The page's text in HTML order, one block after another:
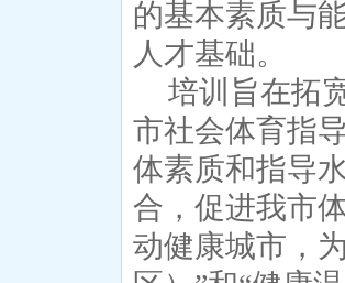
的基本素质与
人才基础。
培训旨在拓
市社会体育指
体素质和指导
合，促进我市
动健康城市，